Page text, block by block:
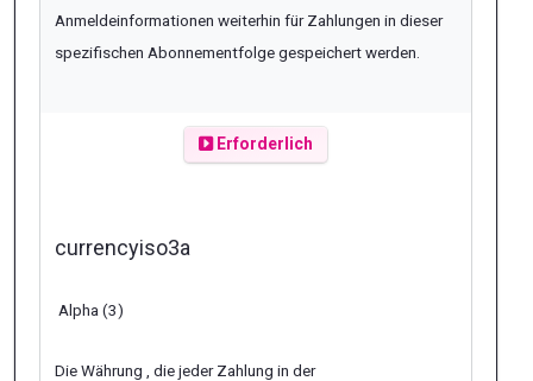
Anmeldeinformationen weiterhin für Zahlungen in dieser
spezifischen Abonnementfolge gespeichert werden.
Erforderlich
currencyiso3a
Alpha (3)
Die Währung , die jeder Zahlung in der